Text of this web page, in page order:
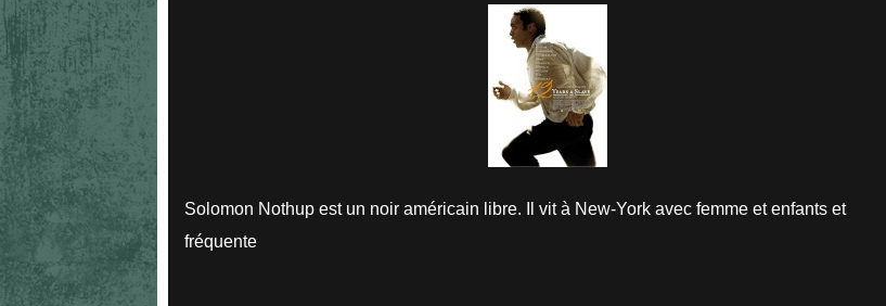
Solomon Nothup est un noir américain libre. Il vit à New-York avec femme et enfants et
fréquente